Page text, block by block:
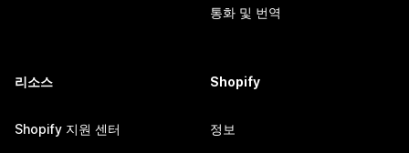
통화 및 번역
리소스
Shopify 지원 센터
Shopify
정보